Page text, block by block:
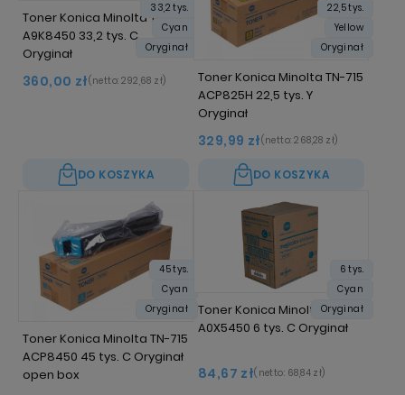
Toner Konica Minolta TN-713
A9K8450 33,2 tys. C
Oryginał
360,00 zł(netto: 292,68 zł)
DO KOSZYKA
33,2 tys.
Cyan
Oryginał
Toner Konica Minolta TN-715
ACP825H 22,5 tys. Y
Oryginał
329,99 zł(netto: 268,28 zł)
DO KOSZYKA
22,5 tys.
Yellow
Oryginał
Toner Konica Minolta TN-715
ACP8450 45 tys. C Oryginał
open box
45 tys.
Cyan
Oryginał
Toner Konica Minolta TNP-18
A0X5450 6 tys. C Oryginał
84,67 zł(netto: 68,84 zł)
6 tys.
Cyan
Oryginał